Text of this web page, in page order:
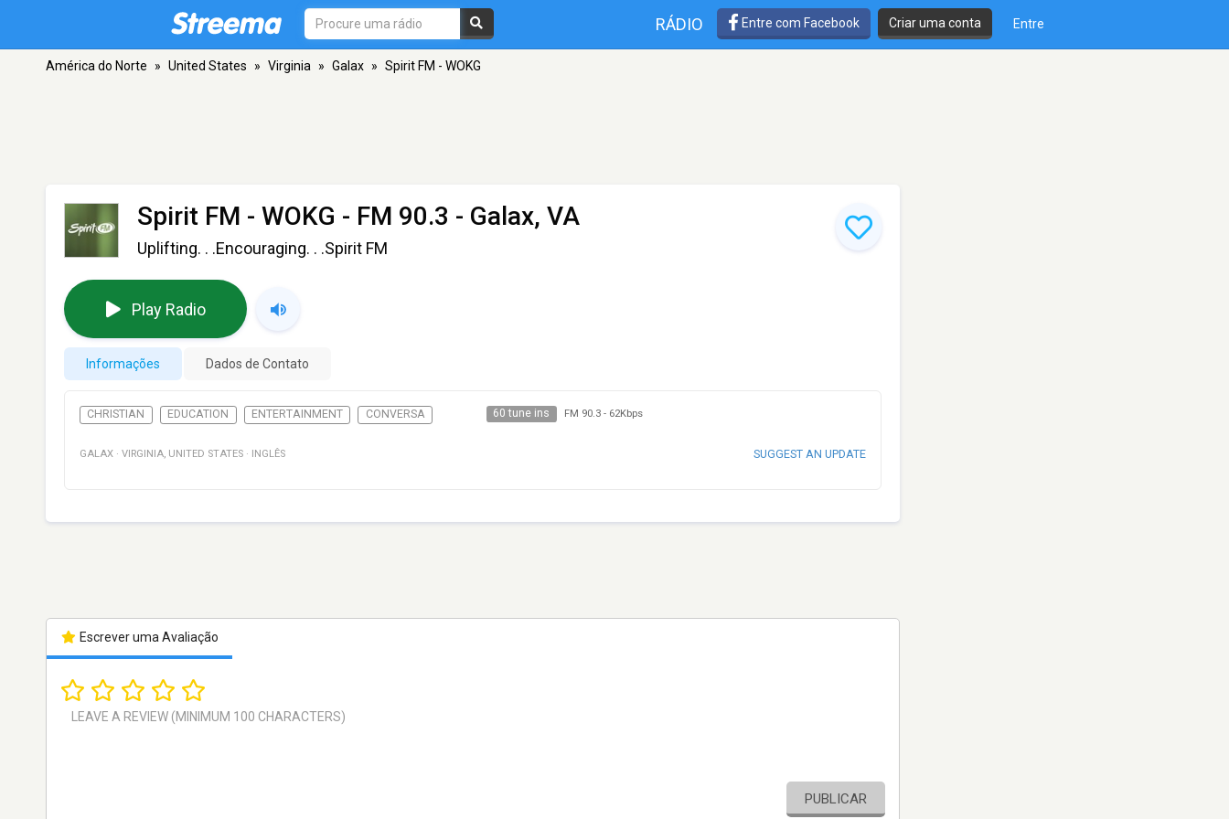
RÁDIO Entre com Facebook Criar uma conta Entre
América do Norte » United States » Virginia » Galax » Spirit FM - WOKG
Spirit FM - WOKG - FM 90.3 - Galax, VA
Uplifting. . .Encouraging. . .Spirit FM
Play Radio
Informações Dados de Contato
CHRISTIAN EDUCATION ENTERTAINMENT CONVERSA 60 tune ins FM 90.3- 62Kbps
GALAX · VIRGINIA, UNITED STATES · INGLÊS SUGGEST AN UPDATE
Escrever uma Avaliação
PUBLICAR